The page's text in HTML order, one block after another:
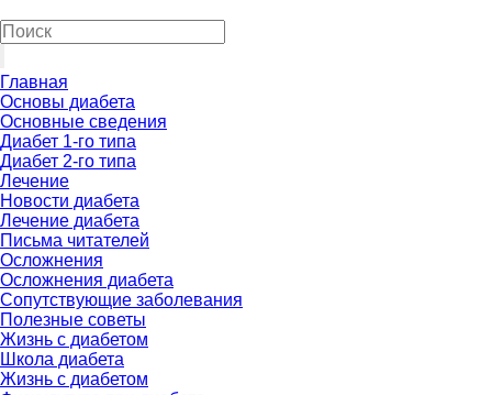
Главная
Основы диабета
Основные сведения
Диабет 1-го типа
Диабет 2-го типа
Лечение
Новости диабета
Лечение диабета
Письма читателей
Осложнения
Осложнения диабета
Сопутствующие заболевания
Полезные советы
Жизнь с диабетом
Школа диабета
Жизнь с диабетом